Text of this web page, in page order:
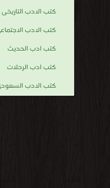
كتب الادب التاريخى
كتب الادب
كتب ادب الحديث
كتب ادب الرحلات
كتب الادب